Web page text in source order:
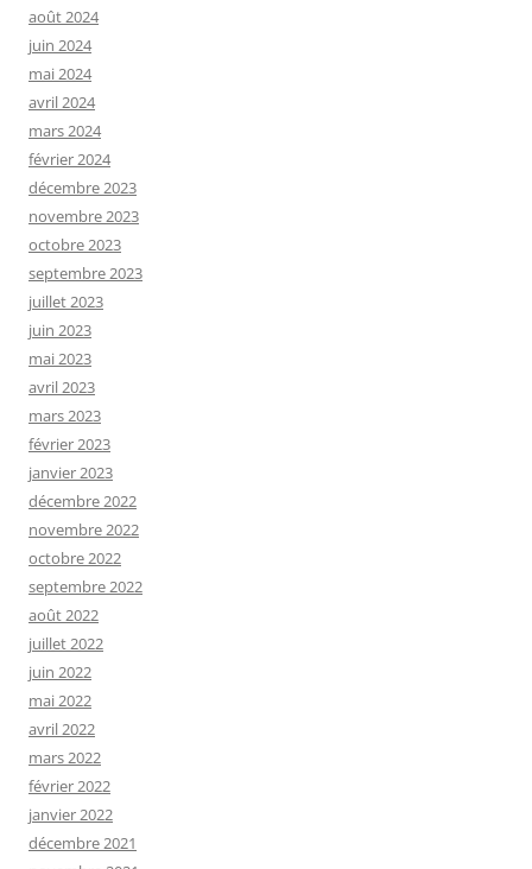
août 2024
juin 2024
mai 2024
avril 2024
mars 2024
février 2024
décembre 2023
novembre 2023
octobre 2023
septembre 2023
juillet 2023
juin 2023
mai 2023
avril 2023
mars 2023
février 2023
janvier 2023
décembre 2022
novembre 2022
octobre 2022
septembre 2022
août 2022
juillet 2022
juin 2022
mai 2022
avril 2022
mars 2022
février 2022
janvier 2022
décembre 2021